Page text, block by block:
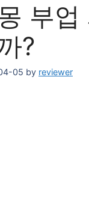
부
?
05 by reviewer